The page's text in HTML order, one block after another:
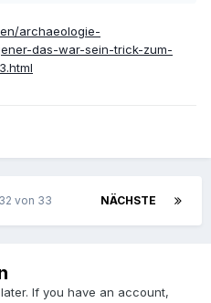
ungenannte aus der
dabei von der Be-Spannung
der Sehne
Vorgang zu bewältigen ist.
archaeologie-
das-war-sein-trick-zum-
NÄCHSTE
von 33
If you have an account,